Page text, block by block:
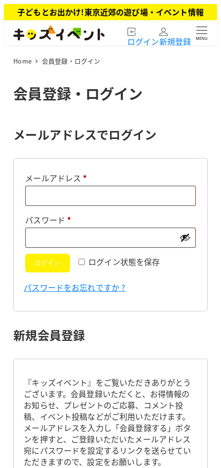
イ
子どもとお出かけ!東京近郊の遊び場・イベント情報
ログイン新規登録 MENU
Home 会員登録・ログイン
会員登録・ログイン
メールアドレスでログイン
メールアドレス *必
パスワード *必
ログイン状態を保存
ログイン
パスワードをお忘れですか ?
新規会員登録
『キッズイベント』をご覧いただきありがとう
ございます。会員登録いただくと、お得情報の
お知らせ、プレゼントのご応募、コメント投
稿、イベント投稿などがご利用いただけます。
メールアドレスを入力し「会員登録する」ボタ
ンを押すと、ご登録いただいたメールアドレス
宛にパスワードを設定するリンクを送らせてい
ただきますので、設定をお願いします。